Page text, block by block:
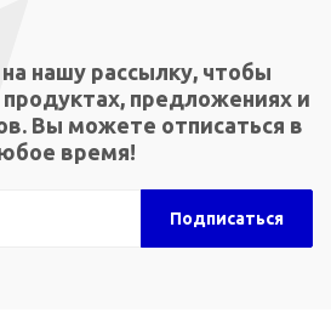
нашу рассылку, чтобы
предложениях и
Вы можете отписаться в
время!